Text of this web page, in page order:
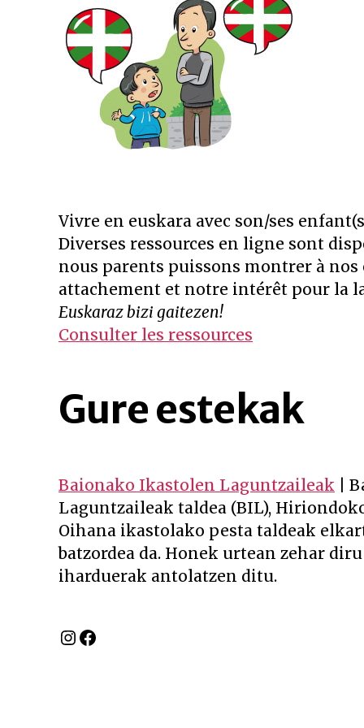
Vivre en euskara avec son/ses
Diverses ressources en ligne sont
nous parents puissons montrer à
attachement et notre intérêt pour la
Euskaraz bizi gaitezen!
Consulter les ressources
Gure estekak
Baionako Ikastolen Laguntzaileak |
Laguntzaileak taldea (BIL),
Oihana ikastolako pesta taldeak
batzordea da. Honek urtean zehar
iharduerak antolatzen ditu.
Instagram
Facebook